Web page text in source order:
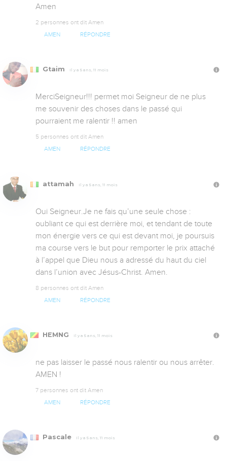
Amen
2 personnes ont dit Amen
AMEN RÉPONDRE
Gtaim Il y a 5 ans, 11 mois
MerciSeigneur!!! permet moi Seigneur de ne plus
me souvenir des choses dans le passé qui
pourraient me ralentir !! amen
5 personnes ont dit Amen
AMEN RÉPONDRE
attamah Il y a 5 ans, 11 mois
Oui Seigneur.Je ne fais qu’une seule chose :
oubliant ce qui est derrière moi, et tendant de toute
mon énergie vers ce qui est devant moi, je poursuis
ma course vers le but pour remporter le prix attaché
à l’appel que Dieu nous a adressé du haut du ciel
dans l’union avec Jésus-Christ. Amen.
8 personnes ont dit Amen
AMEN RÉPONDRE
HEMNG Il y a 5 ans, 11 mois
ne pas laisser le passé nous ralentir ou nous arrêter.
AMEN !
7 personnes ont dit Amen
AMEN RÉPONDRE
Pascale Il y a 5 ans, 11 mois